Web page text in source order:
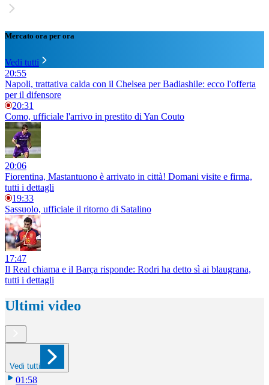
Mercato ora per ora
Vedi tutti
20:55
Napoli, trattativa calda con il Chelsea per Badiashile: ecco l'offerta
per il difensore
20:31
Como, ufficiale l'arrivo in prestito di Yan Couto
20:06
Fiorentina, Mastantuono è arrivato in città! Domani visite e firma,
tutti i dettagli
19:33
Sassuolo, ufficiale il ritorno di Satalino
17:47
Il Real chiama e il Barça risponde: Rodri ha detto sì ai blaugrana,
tutti i dettagli
Ultimi video
Vedi tutti
01:58